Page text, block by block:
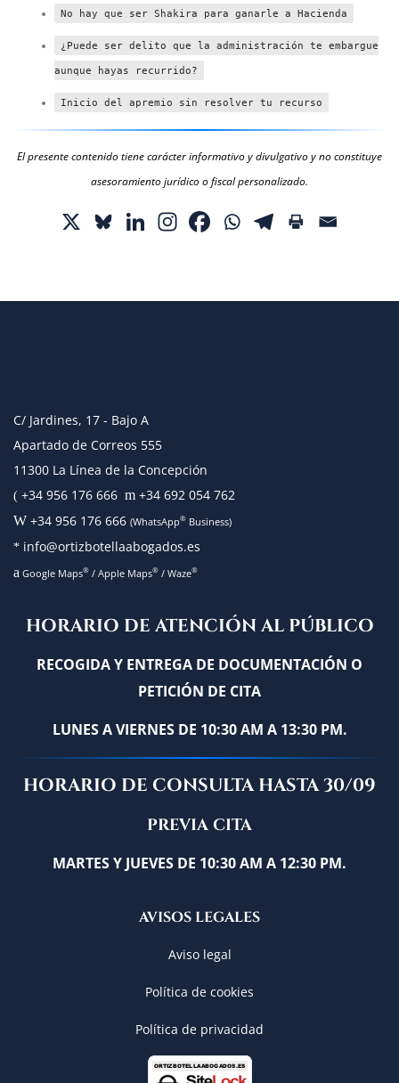
No hay que ser Shakira para ganarle a Hacienda
¿Puede ser delito que la administración te embargue
aunque hayas recurrido?
Inicio del apremio sin resolver tu recurso
El presente contenido tiene carácter informativo y divulgativo y no constituye
asesoramiento jurídico o fiscal personalizado.
C/ Jardines, 17 - Bajo A
Apartado de Correos 555
11300 La Línea de la Concepción
( +34 956 176 666 m +34 692 054 762
W +34 956 176 666 (WhatsApp® Business)
* info@ortizbotellaabogados.es
a Google Maps® / Apple Maps® / Waze®
HORARIO DE ATENCIÓN AL PÚBLICO
RECOGIDA Y ENTREGA DE DOCUMENTACIÓN O
PETICIÓN DE CITA
LUNES A VIERNES DE 10:30 AM A 13:30 PM.
HORARIO DE CONSULTA HASTA 30/09
PREVIA CITA
MARTES Y JUEVES DE 10:30 AM A 12:30 PM.
AVISOS LEGALES
Aviso legal
Política de cookies
Política de privacidad